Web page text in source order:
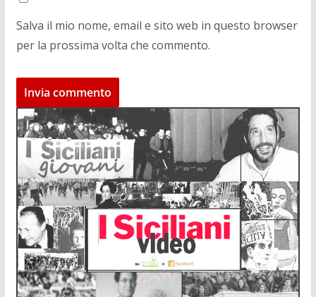
Salva il mio nome, email e sito web in questo browser
per la prossima volta che commento.